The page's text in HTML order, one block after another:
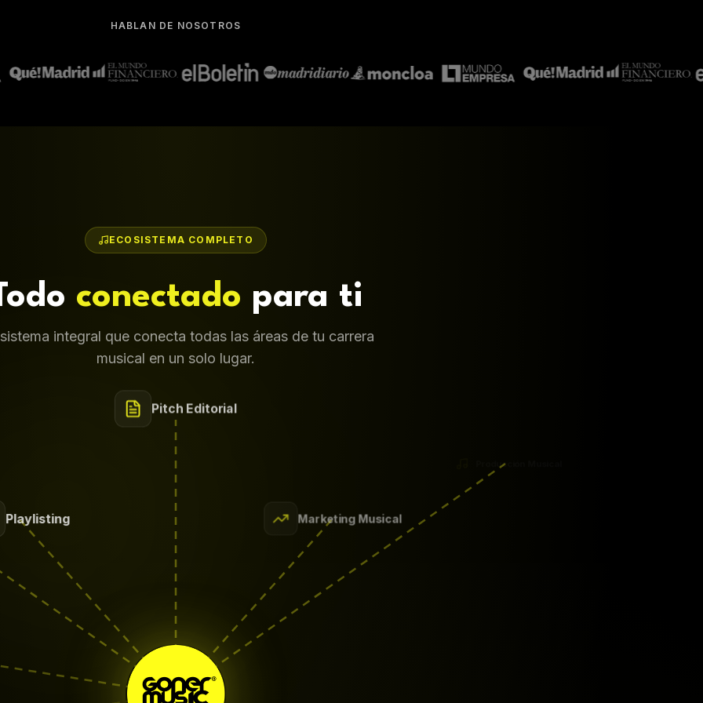
HABLAN DE NOSOTROS
ECOSISTEMA COMPLETO
conectado para ti
integral que conecta todas las áreas de tu carrera
musical en un solo lugar.
Playlisting
Pitch Editorial
Marketing Musical
Producción Musical